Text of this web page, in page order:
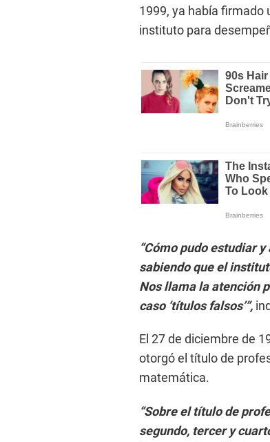
1999, ya había firmado
instituto para
“Cómo pudo estudiar
sabiendo que el
Nos llama la atención
caso ‘títulos falsos’”,
El 27 de diciembre de
otorgó el título de
matemática.
“Sobre el título de
segundo, tercer y